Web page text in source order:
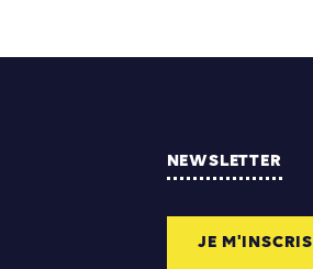
NEWSLETTER
JE M'INSCRIS